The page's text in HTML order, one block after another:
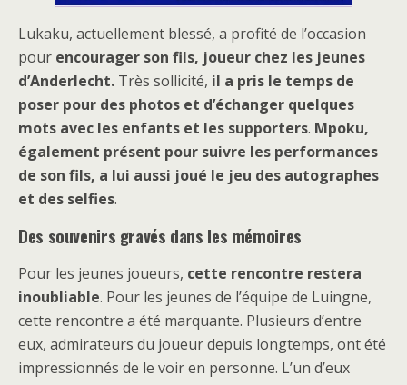
Lukaku, actuellement blessé, a profité de l’occasion
pour encourager son fils, joueur chez les jeunes
d’Anderlecht. Très sollicité, il a pris le temps de
poser pour des photos et d’échanger quelques
mots avec les enfants et les supporters. Mpoku,
également présent pour suivre les performances
de son fils, a lui aussi joué le jeu des autographes
et des selfies.
Des souvenirs gravés dans les mémoires
Pour les jeunes joueurs, cette rencontre restera
inoubliable. Pour les jeunes de l’équipe de Luingne,
cette rencontre a été marquante. Plusieurs d’entre
eux, admirateurs du joueur depuis longtemps, ont été
impressionnés de le voir en personne. L’un d’eux